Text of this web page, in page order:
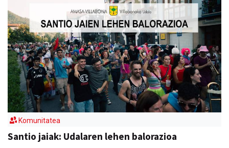
Komunitatea
Santio jaiak: Udalaren lehen balorazioa